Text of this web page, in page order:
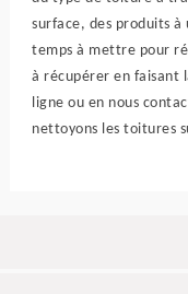
surface, des produits
temps à mettre pour
à récupérer en faisant
ligne ou en nous
nettoyons les toitures